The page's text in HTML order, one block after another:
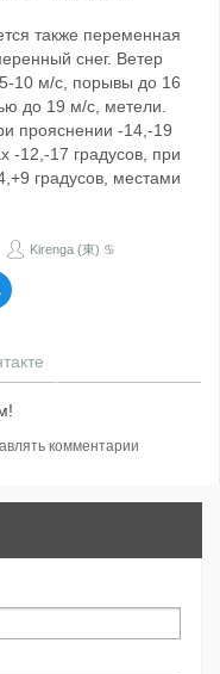
также переменная
снег. Ветер
10 м/с, порывы до 16
до 19 м/с, метели.
прояснении -14,-19
-12,-17 градусов, при
градусов, местами
Kirenga (東) ♋
комментарии